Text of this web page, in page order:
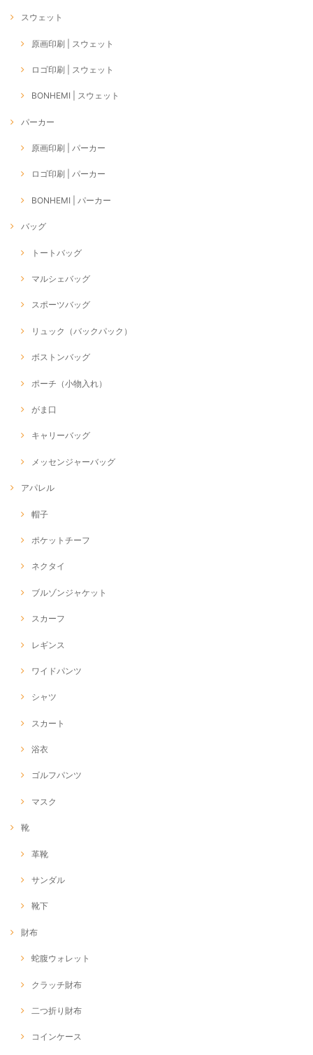
スウェット
原画印刷 | スウェット
ロゴ印刷 | スウェット
BONHEMI | スウェット
パーカー
原画印刷 | パーカー
ロゴ印刷 | パーカー
BONHEMI | パーカー
バッグ
トートバッグ
マルシェバッグ
スポーツバッグ
リュック（バックパック）
ボストンバッグ
ポーチ（小物入れ）
がま口
キャリーバッグ
メッセンジャーバッグ
アパレル
帽子
ポケットチーフ
ネクタイ
ブルゾンジャケット
スカーフ
レギンス
ワイドパンツ
シャツ
スカート
浴衣
ゴルフパンツ
マスク
靴
革靴
サンダル
靴下
財布
蛇腹ウォレット
クラッチ財布
二つ折り財布
コインケース